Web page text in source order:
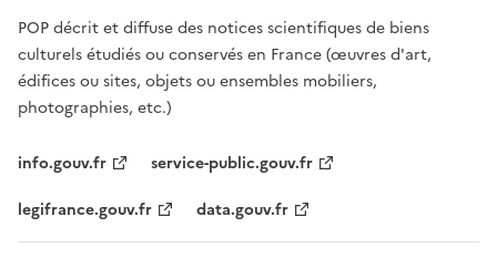
POP décrit et diffuse des notices scientifiques de biens
culturels étudiés ou conservés en France (œuvres d'art,
édifices ou sites, objets ou ensembles mobiliers,
photographies, etc.)
info.gouv.fr
service-public.gouv.fr
legifrance.gouv.fr
data.gouv.fr